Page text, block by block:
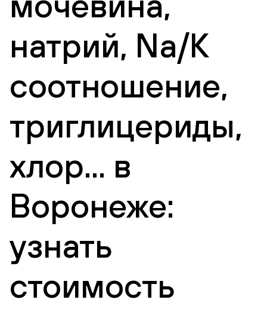
натрий, Na/K
соотношение,
триглицериды,
хлор... в
Воронеже:
узнать
стоимость